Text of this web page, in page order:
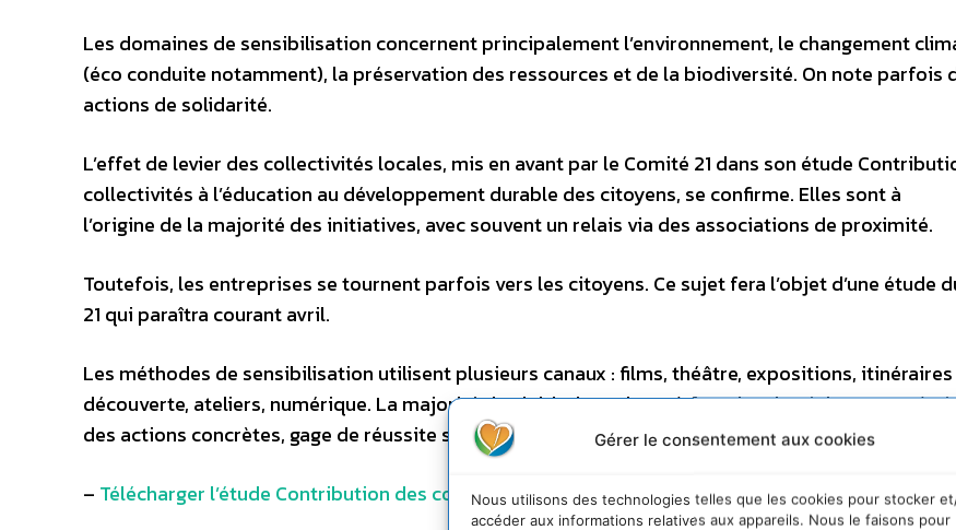
Gérer le consentement aux cookies
Nous utilisons des technologies telles que les cookies pour stocker
accéder aux informations relatives aux appareils. Nous le faisons pour
Les domaines de sensibilisation concernent principalement l’environnement, le changement
(éco conduite notamment), la préservation des ressources et de la biodiversité. On note parfois
actions de solidarité.
L’effet de levier des collectivités locales, mis en avant par le Comité 21 dans son étude
collectivités à l’éducation au développement durable des citoyens, se confirme. Elles sont à
l’origine de la majorité des initiatives, avec souvent un relais via des associations de proximité.
Toutefois, les entreprises se tournent parfois vers les citoyens. Ce sujet fera l’objet d’une étude
21 qui paraîtra courant avril.
Les méthodes de sensibilisation utilisent plusieurs canaux : films, théâtre, expositions,
découverte, ateliers, numérique. La majorité des initiatives visent à favoriser les échanges et à
des actions concrètes, gage de réussite selon Reine-Claude Madère, Présidente du CLCV.
– Télécharger l’étude Contribution des collectivités à l’éducation au développement durable des